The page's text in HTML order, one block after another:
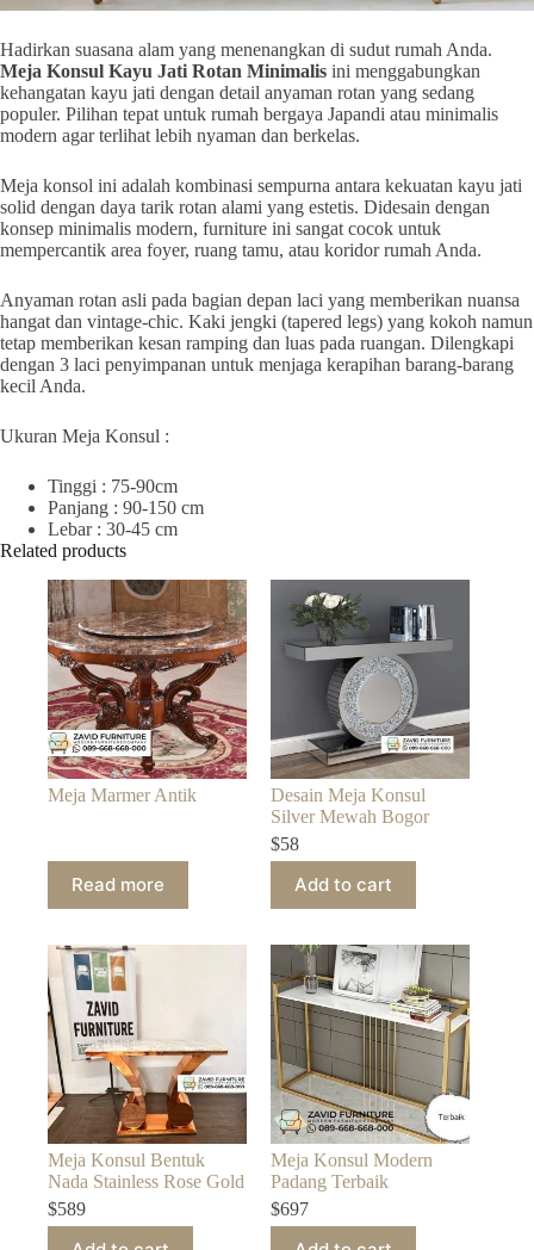
Hadirkan suasana alam yang menenangkan di sudut rumah Anda.
Meja Konsul Kayu Jati Rotan Minimalis ini menggabungkan
kehangatan kayu jati dengan detail anyaman rotan yang sedang
populer. Pilihan tepat untuk rumah bergaya Japandi atau minimalis
modern agar terlihat lebih nyaman dan berkelas.
Meja konsol ini adalah kombinasi sempurna antara kekuatan kayu jati
solid dengan daya tarik rotan alami yang estetis. Didesain dengan
konsep minimalis modern, furniture ini sangat cocok untuk
mempercantik area foyer, ruang tamu, atau koridor rumah Anda.
Anyaman rotan asli pada bagian depan laci yang memberikan nuansa
hangat dan vintage-chic. Kaki jengki (tapered legs) yang kokoh namun
tetap memberikan kesan ramping dan luas pada ruangan. Dilengkapi
dengan 3 laci penyimpanan untuk menjaga kerapihan barang-barang
kecil Anda.
Ukuran Meja Konsul :
Tinggi : 75-90cm
Panjang : 90-150 cm
Lebar : 30-45 cm
Related products
Meja Marmer Antik
Read more
Desain Meja Konsul
Silver Mewah Bogor
$58
Add to cart
Meja Konsul Bentuk
Nada Stainless Rose Gold
$589
Meja Konsul Modern
Padang Terbaik
$697